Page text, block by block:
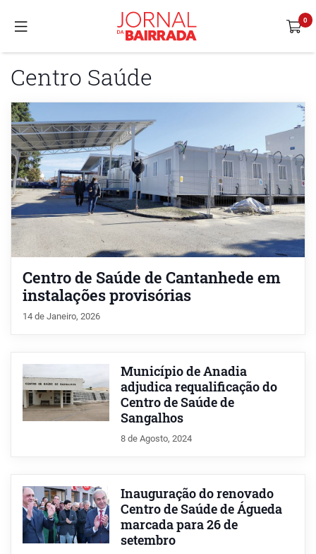
Centro Saúde
Centro de Saúde de Cantanhede em
instalações provisórias
14 de Janeiro, 2026
Município de Anadia
adjudica requalificação do
Centro de Saúde de
Sangalhos
8 de Agosto, 2024
Inauguração do renovado
Centro de Saúde de Águeda
marcada para 26 de
setembro